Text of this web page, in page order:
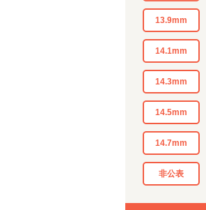
13.9mm
14.1mm
14.3mm
14.5mm
14.7mm
非公表